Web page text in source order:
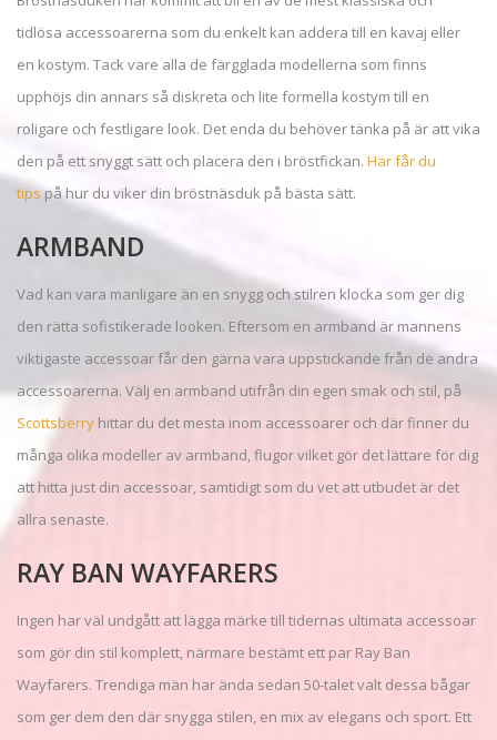
tidlösa accessoarerna som du enkelt kan addera till en kavaj eller
en kostym. Tack vare alla de färgglada modellerna som finns
upphöjs din annars så diskreta och lite formella kostym till en
roligare och festligare look. Det enda du behöver tänka på är att vika
den på ett snyggt sätt och placera den i bröstfickan. Här får du
tipspå hur du viker din bröstnäsduk på bästa sätt.
ARMBAND
Vad kan vara manligare än en snygg och stilren klocka som ger dig
den rätta sofistikerade looken. Eftersom en armband är mannens
viktigaste accessoar får den gärna vara uppstickande från de andra
accessoarerna. Välj en armband utifrån din egen smak och stil, på
Scottsberry hittar du det mesta inom accessoarer och där finner du
många olika modeller av armband, flugor vilket gör det lättare för dig
att hitta just din accessoar, samtidigt som du vet att utbudet är det
allra senaste.
RAY BAN WAYFARERS
Ingen har väl undgått att lägga märke till tidernas ultimata accessoar
som gör din stil komplett, närmare bestämt ett par Ray Ban
Wayfarers. Trendiga män har ända sedan 50-talet valt dessa bågar
som ger dem den där snygga stilen, en mix av elegans och sport. Ett